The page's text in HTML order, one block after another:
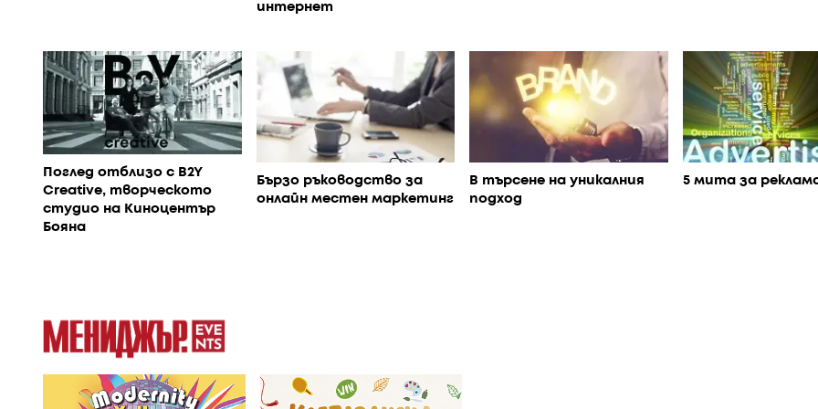
интернет
Поглед отблизо с B2Y
Creative, творческото
студио на Киноцентър
Бояна
Бързо ръководство за
онлайн местен маркетинг
В търсене на уникалния
подход
5 мита за